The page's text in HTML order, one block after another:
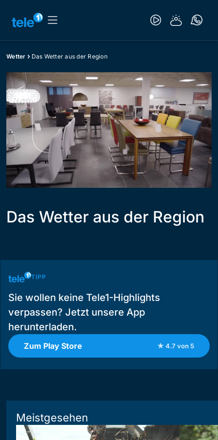
Wetter Das Wetter aus der Region
Das Wetter aus der Region
TIPP
Sie wollen keine Tele1-Highlights
verpassen? Jetzt unsere App
herunterladen.
Zum Play Store ★ 4.7 von 5
Meistgesehen